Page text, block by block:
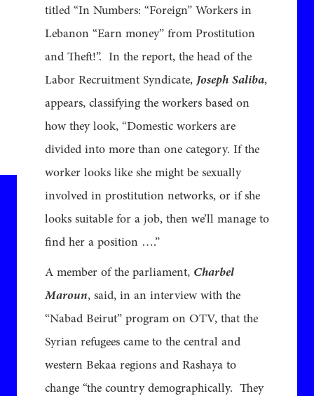
titled “In Numbers: “Foreign” Workers in
Lebanon “Earn money” from Prostitution
and Theft!”. In the report, the head of the
Labor Recruitment Syndicate,Joseph Saliba,
appears, classifying the workers based on
how they look, “Domestic workers are
divided into more than one category. If the
worker looks like she might be sexually
involved in prostitution networks, or if she
looks suitable for a job, then we’ll manage to
find her a position ….”
A member of the parliament, Charbel
Maroun, said, in an interview with the
“Nabad Beirut” program on OTV, that the
Syrian refugees came to the central and
western Bekaa regions and Rashaya to
change “the country demographically. They